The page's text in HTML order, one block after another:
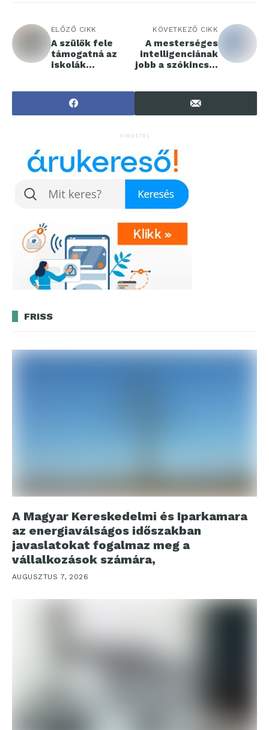
ELŐZŐ CIKK
A szülők fele
támogatná az
iskolák
lezárását a
forgalom elől
KÖVETKEZŐ CIKK
A mesterséges
intelligenciának
jobb a szókincse,
HIRDETÉS
FRISS
A Magyar Kereskedelmi és Iparkamara
az energiaválságos időszakban
javaslatokat fogalmaz meg a
vállalkozások számára,
AUGUSZTUS 7, 2026